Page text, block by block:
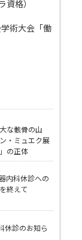
資格）
術大会「働
な骸骨の山
・ミュエク展
の正体
内科休診への
終えて
休診のお知ら